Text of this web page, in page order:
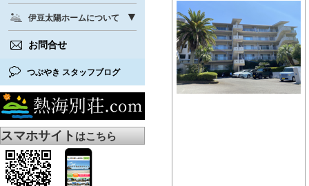
伊豆太陽ホームについて
お問合せ
つぶやき スタッフブログ
スマホサイトはこちら